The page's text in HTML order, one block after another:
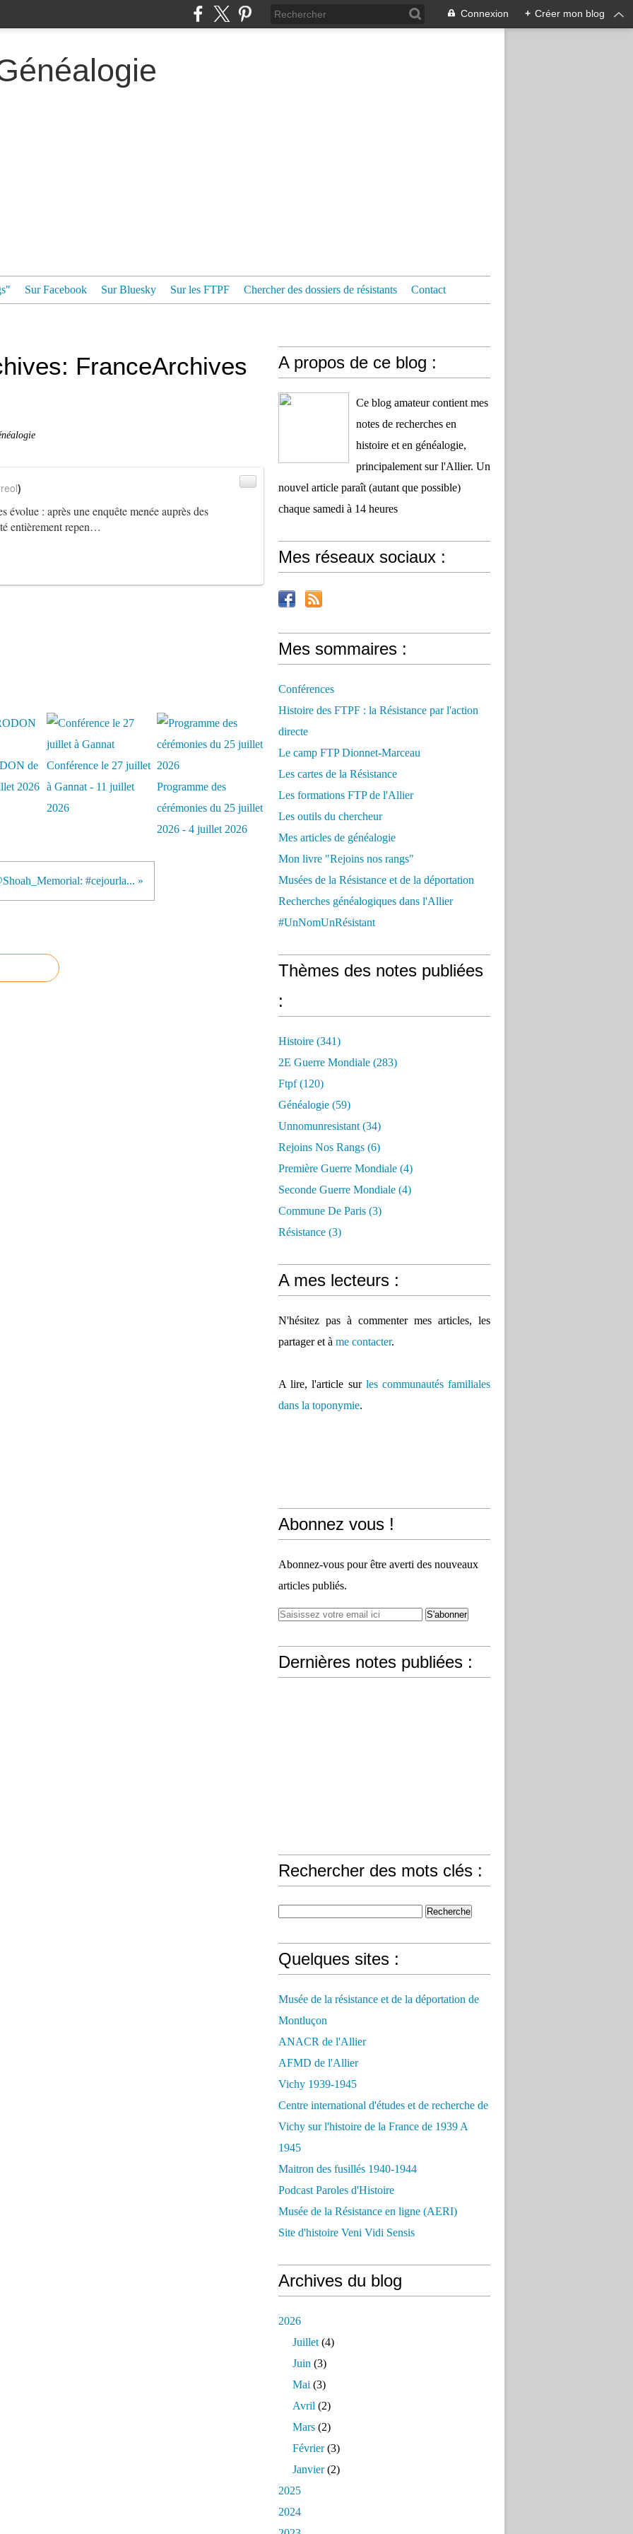
Connexion + Créer mon blog
Sur Facebook Sur Bluesky Sur les FTPF Chercher des dossiers de résistants Contact
FranceArchives
évolue : après une enquête menée auprès des
entièrement repen…
)
de
2026
Conférence le 27 juillet
à Gannat - 11 juillet
2026
Programme des
cérémonies du 25 juillet
2026 - 4 juillet 2026
#cejourla... »
A propos de ce blog :
Ce blog amateur contient mes
notes de recherches en
histoire et en généalogie,
principalement sur l'Allier. Un
nouvel article paraît (autant que possible)
chaque samedi à 14 heures
Mes réseaux sociaux :
Mes sommaires :
Conférences
Histoire des FTPF : la Résistance par l'action
directe
Le camp FTP Dionnet-Marceau
Les cartes de la Résistance
Les formations FTP de l'Allier
Les outils du chercheur
Mes articles de généalogie
Mon livre "Rejoins nos rangs"
Musées de la Résistance et de la déportation
Recherches généalogiques dans l'Allier
#UnNomUnRésistant
Thèmes des notes publiées
:
Histoire (341)
2E Guerre Mondiale (283)
Ftpf (120)
Généalogie (59)
Unnomunresistant (34)
Rejoins Nos Rangs (6)
Première Guerre Mondiale (4)
Seconde Guerre Mondiale (4)
Commune De Paris (3)
Résistance (3)
A mes lecteurs :
N'hésitez pas à commenter mes articles, les
partager et à me contacter.
A lire, l'article sur les communautés familiales
dans la toponymie.
Abonnez vous !
Abonnez-vous pour être averti des nouveaux
articles publiés.
Dernières notes publiées :
Rechercher des mots clés :
Quelques sites :
Musée de la résistance et de la déportation de
Montluçon
ANACR de l'Allier
AFMD de l'Allier
Vichy 1939-1945
Centre international d'études et de recherche de
Vichy sur l'histoire de la France de 1939 A
1945
Maitron des fusillés 1940-1944
Podcast Paroles d'Histoire
Musée de la Résistance en ligne (AERI)
Site d'histoire Veni Vidi Sensis
Archives du blog
2026
Juillet (4)
Juin (3)
Mai (3)
Avril (2)
Mars (2)
Février(3)
Janvier(2)
2025
2024